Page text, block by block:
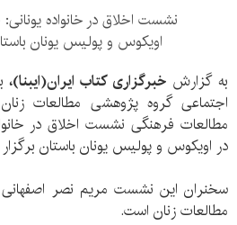
نشست اخلاق در خانواده
اویکوس و پولیس یونان
به گزارش خبرگزاری کتاب ایران(ایبنا)،
اجتماعی گروه پژوهشی مطالعات
مطالعات فرهنگی نشست اخلاق در
در اویکوس و پولیس یونان باستان
سخنران این نشست مریم نصر
مطالعات زنان است.